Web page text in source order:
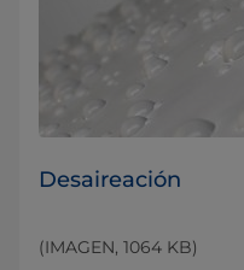
Desaireación
(IMAGEN, 1064 KB)